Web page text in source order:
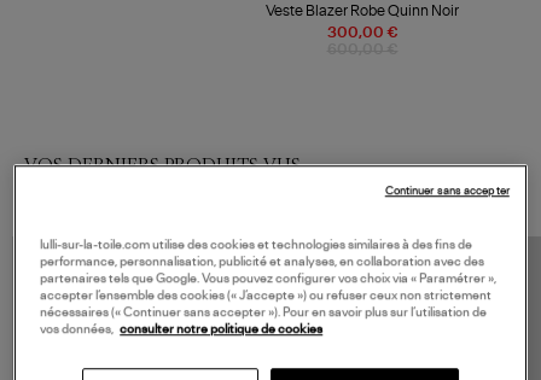
300,00 €
Veste Blazer Robe Quinn Noir
VOS DERNIERS PRODUITS VUS
lulli-sur-la-toile.com utilise des cookies et technologies similaires à des fins de
performance, personnalisation, publicité et analyses, en collaboration avec des
partenaires tels que Google. Vous pouvez configurer vos choix via « Paramétrer »,
accepter l’ensemble des cookies (« J’accepte ») ou refuser ceux non strictement
nécessaires (« Continuer sans accepter »). Pour en savoir plus sur l’utilisation de
vos données, consulter notre politique de cookies
Continuer sans accepter